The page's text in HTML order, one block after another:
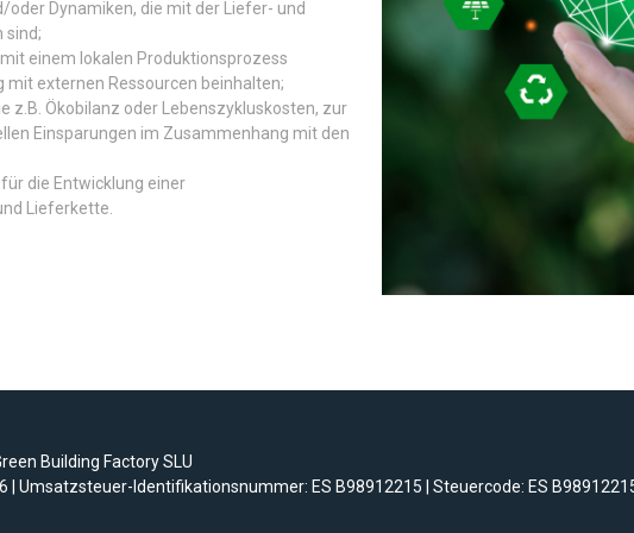
Dynamiken, die mit der Liefer- und
sind;
einem lokalen Produktionsprozess
mit externen Ressourcen beinhalten;
z.B. Ökobilanz oder Lebenszykluskosten, zur
Einsparungen im Zusammenhang mit den
die Entwicklung einer
Lieferkette.
Building Factory SLU
| Umsatzsteuer-Identifikationsnummer: ES B98912215 | Steuercode: ES